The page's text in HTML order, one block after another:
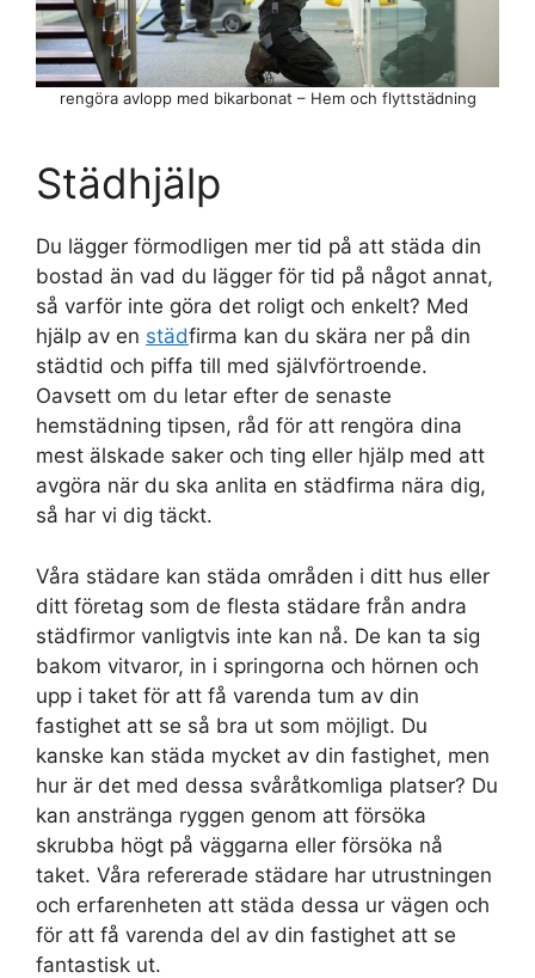
Städhjälp
Du lägger förmodligen mer tid på att städa din
bostad än vad du lägger för tid på något annat,
så varför inte göra det roligt och enkelt? Med
hjälp av en städfirma kan du skära ner på din
städtid och piffa till med självförtroende.
Oavsett om du letar efter de senaste
hemstädning tipsen, råd för att rengöra dina
mest älskade saker och ting eller hjälp med att
avgöra när du ska anlita en städfirma nära dig,
så har vi dig täckt.
Våra städare kan städa områden i ditt hus eller
ditt företag som de flesta städare från andra
städfirmor vanligtvis inte kan nå. De kan ta sig
bakom vitvaror, in i springorna och hörnen och
upp i taket för att få varenda tum av din
fastighet att se så bra ut som möjligt. Du
kanske kan städa mycket av din fastighet, men
hur är det med dessa svåråtkomliga platser? Du
kan anstränga ryggen genom att försöka
skrubba högt på väggarna eller försöka nå
taket. Våra refererade städare har utrustningen
och erfarenheten att städa dessa ur vägen och
för att få varenda del av din fastighet att se
fantastisk ut.
rengöra avlopp med bikarbonat – Hem och flyttstädning